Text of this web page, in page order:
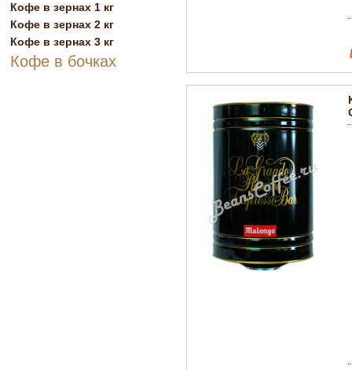
Кофе в зернах 1 кг
Кофе в зернах 2 кг
Кофе в зернах 3 кг
Кофе в бочках